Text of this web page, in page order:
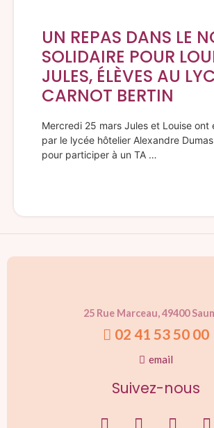
UN REPAS DANS LE
SOLIDAIRE POUR
JULES, ÉLÈVES AU
CARNOT BERTIN
Mercredi 25 mars Jules et Louise ont
par le lycée hôtelier Alexandre
pour participer à un TA …
25 Rue Marceau, 49400
02 41 53 50 00
email
Suivez-nous